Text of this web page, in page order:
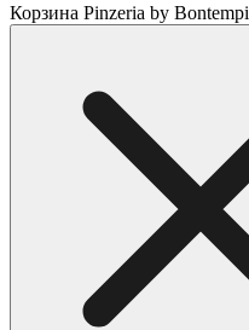
Корзина Pinzeria by Bontempi